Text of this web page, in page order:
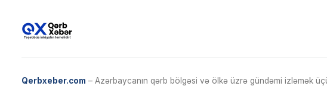
Qerbxeber.com – Azərbaycanın qərb bölgəsi və ölkə üzrə gündəmi izləmək